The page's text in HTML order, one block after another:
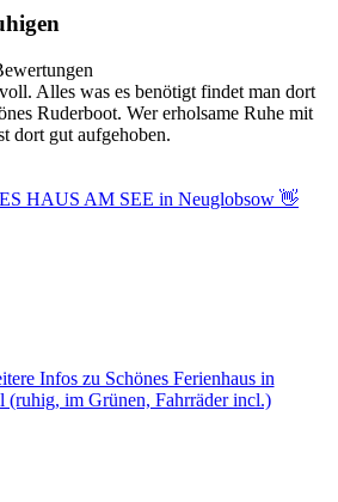
Alles was es benötigt findet man dort
Ruderboot. Wer erholsame Ruhe mit
dort gut aufgehoben.
HAUS AM SEE in Neuglobsow 👋
Infos zu Schönes Ferienhaus in
(ruhig, im Grünen, Fahrräder incl.)